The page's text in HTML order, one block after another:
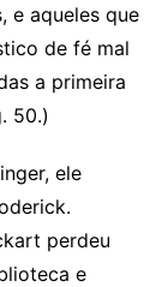
e aqueles que
de fé mal
a primeira
50.)
ele
perdeu
e